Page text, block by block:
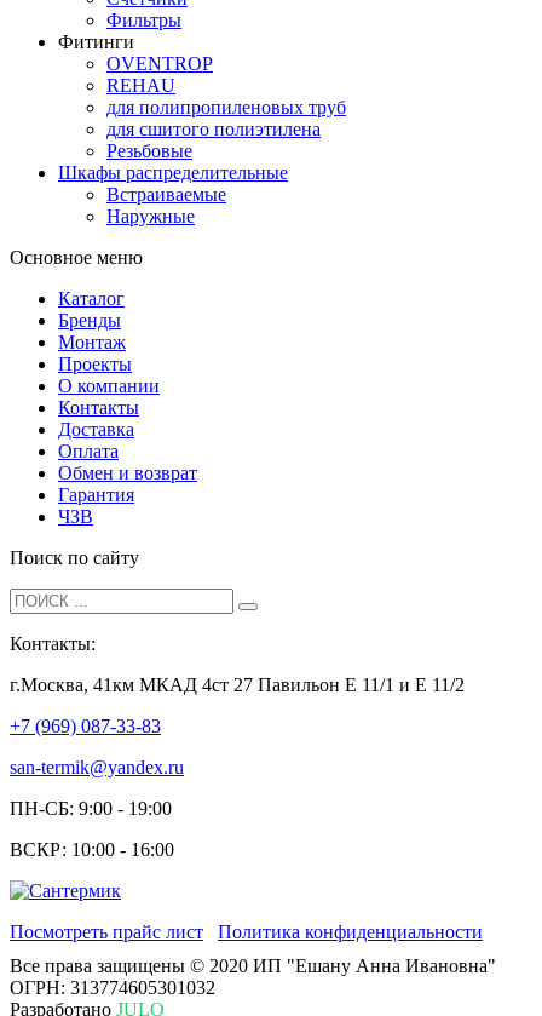
Фильтры
Фитинги
OVENTROP
REHAU
для полипропиленовых труб
для сшитого полиэтилена
Резьбовые
Шкафы распределительные
Встраиваемые
Наружные
Основное меню
Каталог
Бренды
Монтаж
Проекты
О компании
Контакты
Доставка
Оплата
Обмен и возврат
Гарантия
ЧЗВ
Поиск по сайту
Контакты:
г.Москва, 41км МКАД 4ст 27 Павильон Е 11/1 и Е 11/2
+7 (969) 087-33-83
san-termik@yandex.ru
ПН-СБ: 9:00 - 19:00
ВСКР: 10:00 - 16:00
Посмотреть прайс лист
Политика конфиденциальности
Все права защищены © 2020 ИП "Ешану Анна Ивановна"
ОГРН: 313774605301032
Разработано JULO